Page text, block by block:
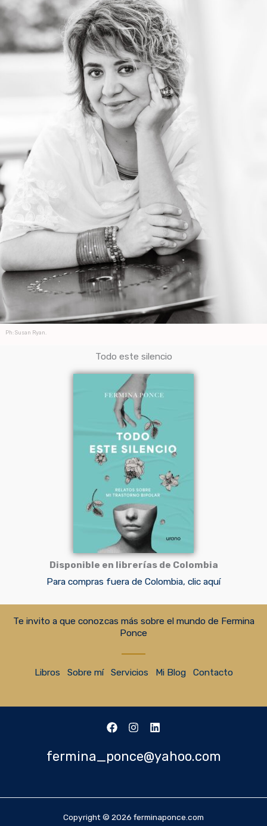
Ph: Susan Ryan.
Todo este silencio
Disponible en librerías de Colombia
Para compras fuera de Colombia, clic aquí
Te invito a que conozcas más sobre el mundo de Fermina
Ponce
Libros Sobre mí Servicios Mi Blog Contacto
fermina_ponce@yahoo.com
Copyright © 2026 ferminaponce.com